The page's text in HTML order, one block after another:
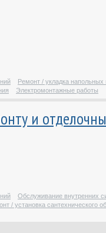
Ремонт / укладка напольных
Электромонтажные работы
и
Обслуживание внутренних
/ установка сантехнического